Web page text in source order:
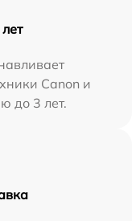
Canon и
до 3 лет.